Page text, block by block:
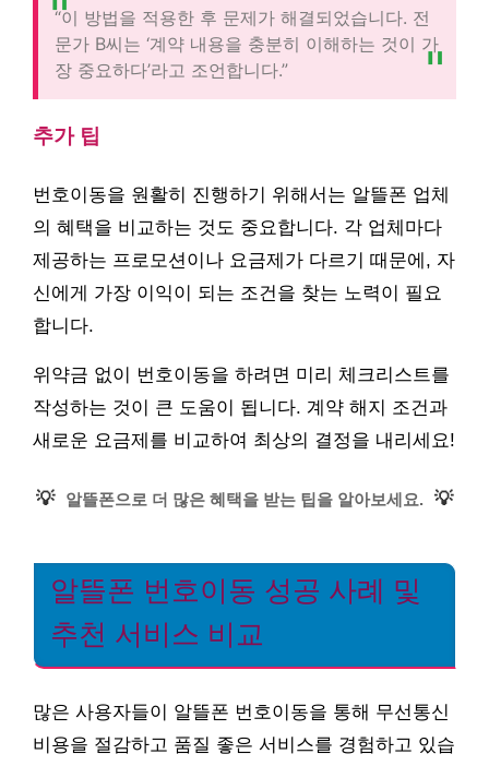
“이 방법을 적용한 후 문제가 해결되었습니다. 전
문가 B씨는 ‘계약 내용을 충분히 이해하는 것이 가
장 중요하다’라고 조언합니다.”
추가 팁
번호이동을 원활히 진행하기 위해서는 알뜰폰 업체
의 혜택을 비교하는 것도 중요합니다. 각 업체마다
제공하는 프로모션이나 요금제가 다르기 때문에, 자
신에게 가장 이익이 되는 조건을 찾는 노력이 필요
합니다.
위약금 없이 번호이동을 하려면 미리 체크리스트를
작성하는 것이 큰 도움이 됩니다. 계약 해지 조건과
새로운 요금제를 비교하여 최상의 결정을 내리세요!
💡 알뜰폰으로 더 많은 혜택을 받는 팁을 알아보세요. 💡
알뜰폰 번호이동 성공 사례 및
추천 서비스 비교
많은 사용자들이 알뜰폰 번호이동을 통해 무선통신
비용을 절감하고 품질 좋은 서비스를 경험하고 있습